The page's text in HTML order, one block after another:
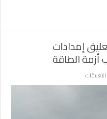
إمدادات
الطاقة
التعليقات
كوبا